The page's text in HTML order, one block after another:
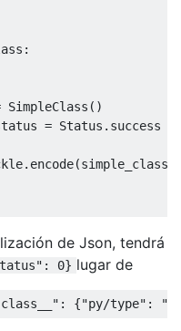
:
SimpleClass()
= Status.success
de Json, tendrá
0} lugar de
: {"py/type" :